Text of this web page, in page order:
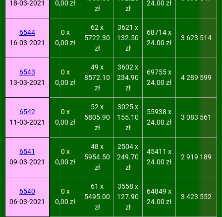
18-03-2021
0,00 zł
zł
zł
24.00 zł
6544
16-03-2021
0 x
0,00 zł
62 x
5722.30
zł
3621 x
132.50
zł
68714 x
24.00 zł
3 623 514
6543
13-03-2021
0 x
0,00 zł
49 x
8572.10
zł
3602 x
234.90
zł
69755 x
24.00 zł
4 289 599
6542
11-03-2021
0 x
0,00 zł
52 x
5805.90
zł
3025 x
155.10
zł
55938 x
24.00 zł
3 083 561
6541
09-03-2021
0 x
0,00 zł
48 x
5954.50
zł
2504 x
249.70
zł
45411 x
24.00 zł
2 919 189
6540
06-03-2021
0 x
0,00 zł
61 x
5495.00
zł
3558 x
127.90
zł
64849 x
24.00 zł
3 423 552